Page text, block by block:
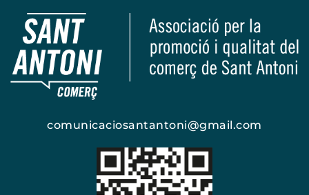
comunicaciosantantoni@gmail.com